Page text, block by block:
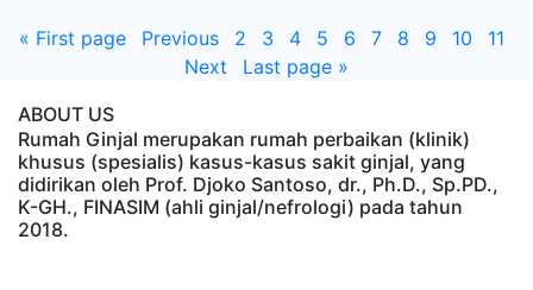
« First page Previous 2 3 4 5 6 7 8 9 10
11
Next
Last page »
ABOUT US
Rumah Ginjal merupakan rumah perbaikan (klinik)
khusus (spesialis) kasus-kasus sakit ginjal, yang
didirikan oleh Prof. Djoko Santoso, dr., Ph.D., Sp.PD.,
K-GH., FINASIM (ahli ginjal/nefrologi) pada tahun
2018.